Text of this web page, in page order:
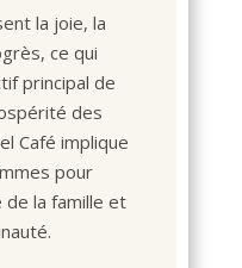
la joie, la
ce qui
principal de
des
Café implique
pour
la famille et